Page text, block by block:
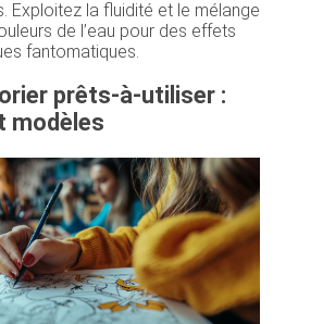
Exploitez la fluidité et le mélange
de l’eau pour des effets
fantomatiques.
prêts-à-utiliser :
modèles